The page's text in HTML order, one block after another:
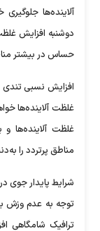
آلاینده‌ها
دوشنبه افزایش
حساس در بیشتر
غلظت آلاینده‌ها
غلظت آلاینده‌ها
مناطق پرتردد را
شرایط پایدار جوی
توجه به عدم وزش
ترافیک شامگاهی